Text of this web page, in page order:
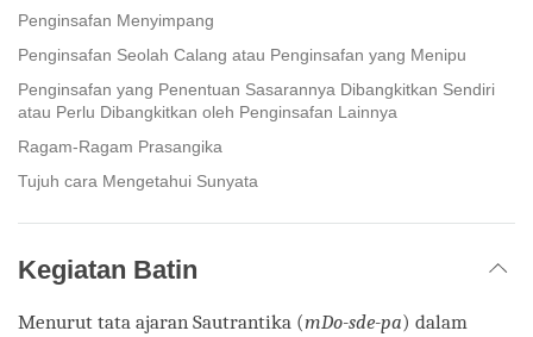
Penginsafan Menyimpang
Penginsafan Seolah Calang atau Penginsafan yang Menipu
Penginsafan yang Penentuan Sasarannya Dibangkitkan Sendiri
atau Perlu Dibangkitkan oleh Penginsafan Lainnya
Ragam-Ragam Prasangika
Tujuh cara Mengetahui Sunyata
Kegiatan Batin
Menurut tata ajaran Sautrantika (mDo-sde-pa) dalam